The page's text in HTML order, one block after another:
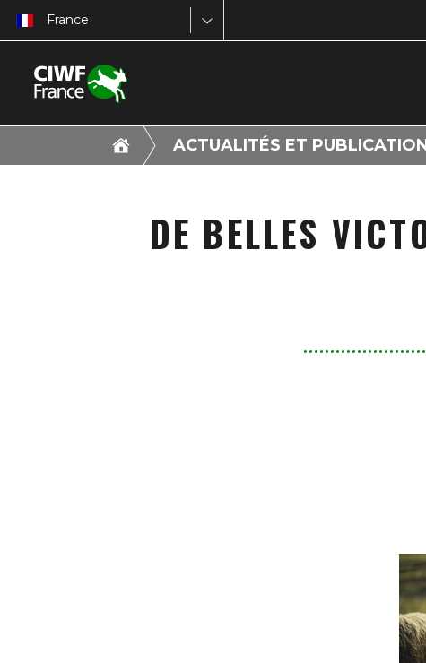
France
ACTUALITÉS ET
DE BELLES